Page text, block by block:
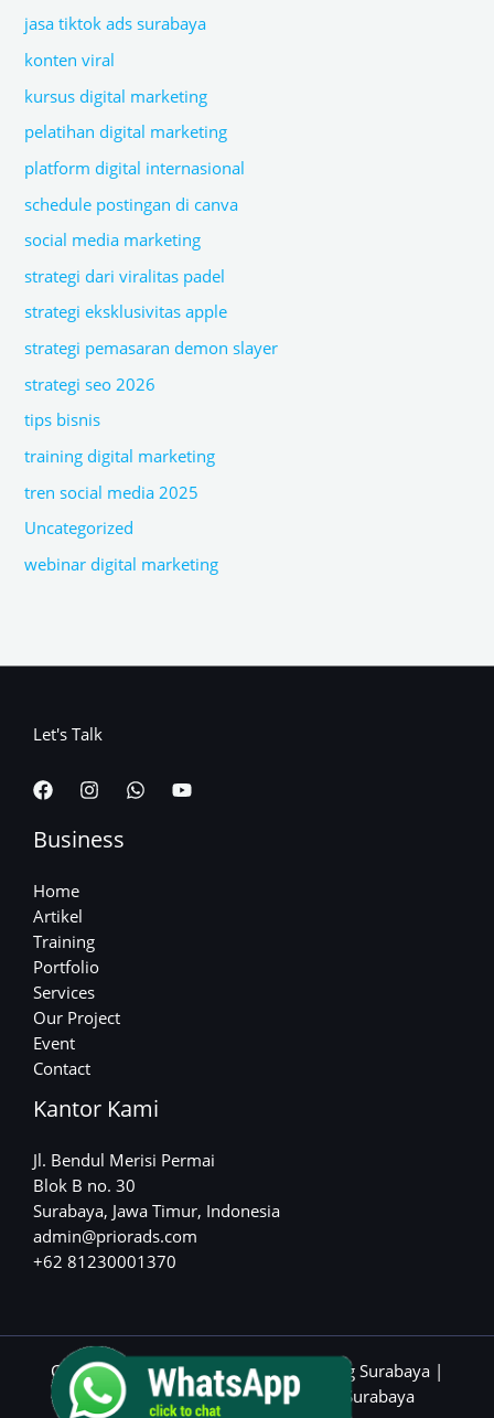
jasa tiktok ads surabaya
konten viral
kursus digital marketing
pelatihan digital marketing
platform digital internasional
schedule postingan di canva
social media marketing
strategi dari viralitas padel
strategi eksklusivitas apple
strategi pemasaran demon slayer
strategi seo 2026
tips bisnis
training digital marketing
tren social media 2025
Uncategorized
webinar digital marketing
Let's Talk
Business
Home
Artikel
Training
Portfolio
Services
Our Project
Event
Contact
Kantor Kami
Jl. Bendul Merisi Permai
Blok B no. 30
Surabaya, Jawa Timur, Indonesia
admin@priorads.com
+62 81230001370
Copyright © 2026 Jasa Digital Marketing Surabaya |
Powered by Jasa Digital Marketing Surabaya